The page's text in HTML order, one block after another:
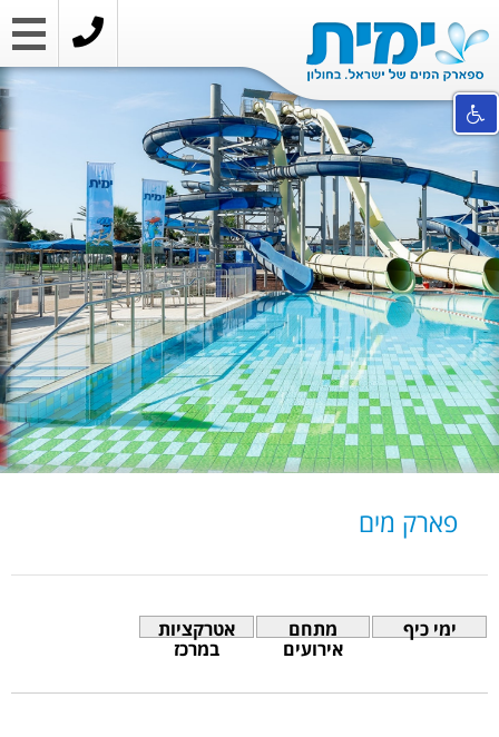
פארק מים
ימי כיף
מתחם
אירועים
אטרקציות
במרכז